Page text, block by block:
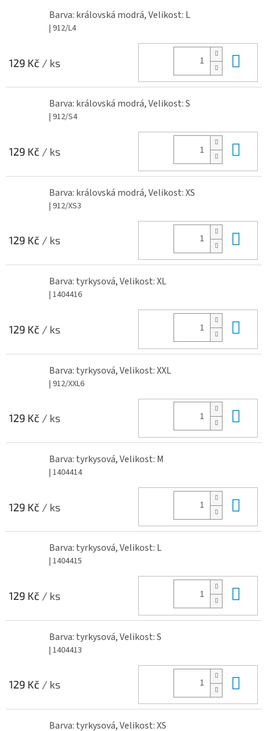
Barva: královská modrá, Velikost: L
| 912/L4
129 Kč / ks
Barva: královská modrá, Velikost: S
| 912/S4
129 Kč / ks
Barva: královská modrá, Velikost: XS
| 912/XS3
129 Kč / ks
Barva: tyrkysová, Velikost: XL
| 1404416
129 Kč / ks
Barva: tyrkysová, Velikost: XXL
| 912/XXL6
129 Kč / ks
Barva: tyrkysová, Velikost: M
| 1404414
129 Kč / ks
Barva: tyrkysová, Velikost: L
| 1404415
129 Kč / ks
Barva: tyrkysová, Velikost: S
| 1404413
129 Kč / ks
Barva: tyrkysová, Velikost: XS